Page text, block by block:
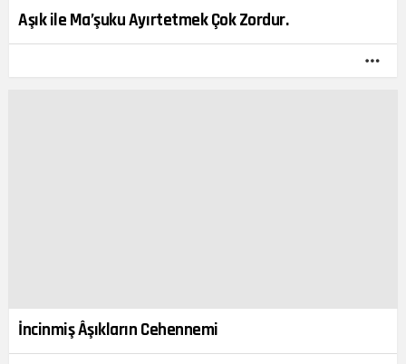
Aşık ile Ma’şuku Ayırtetmek Çok Zordur.
İncinmiş Âşıkların Cehennemi